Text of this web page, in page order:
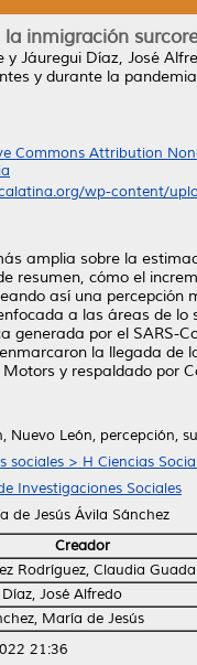
inmigración
y Jáuregui Díaz, José
y durante la
Commons Attribution
wp-content/
amplia sobre la
resumen, cómo el
así una
a las áreas de
por el SARS-
la llegada
y respaldado por
Nuevo León, percepción,
sociales > H Ciencias
Investigaciones Sociales
de Jesús Ávila Sánchez
Creador
Rodríguez, Claudia
José Alfredo
María de Jesús
21:36